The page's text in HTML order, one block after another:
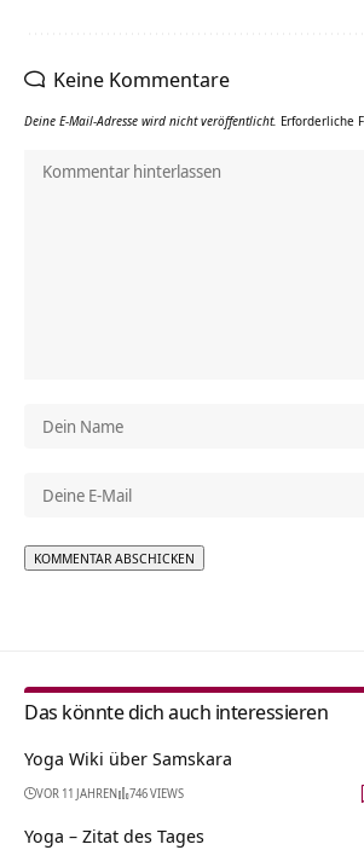
Keine Kommentare
Deine E-Mail-Adresse wird nicht veröffentlicht. Erforderliche
Das könnte dich auch interessieren
Yoga Wiki über Samskara
VOR 11 JAHREN 746 VIEWS
Yoga – Zitat des Tages